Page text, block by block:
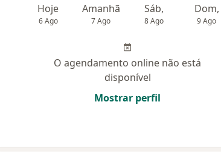
Hoje
6 Ago
Amanhã
7 Ago
Sáb,
8 Ago
Dom,
9 Ago
O agendamento online não está
disponível
Mostrar perfil